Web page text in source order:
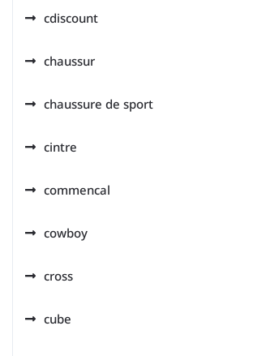
cdiscount
chaussur
chaussure de sport
cintre
commencal
cowboy
cross
cube